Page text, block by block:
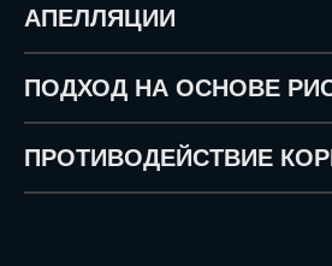
АПЕЛЛЯЦИИ
ПОДХОД НА ОСНОВЕ
ПРОТИВОДЕЙСТВИЕ